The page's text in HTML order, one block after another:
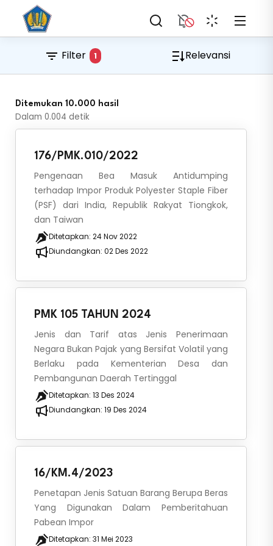
Filter 1 Relevansi
Ditemukan 10.000 hasil
Dalam 0.004 detik
176/PMK.010/2022
Pengenaan Bea Masuk Antidumping
terhadap Impor Produk Polyester Staple Fiber
(PSF) dari India, Republik Rakyat Tiongkok,
dan Taiwan
Ditetapkan: 24 Nov 2022
Diundangkan: 02 Des 2022
PMK 105 TAHUN 2024
Jenis dan Tarif atas Jenis Penerimaan
Negara Bukan Pajak yang Bersifat Volatil yang
Berlaku pada Kementerian Desa dan
Pembangunan Daerah Tertinggal
Ditetapkan: 13 Des 2024
Diundangkan: 19 Des 2024
16/KM.4/2023
Penetapan Jenis Satuan Barang Berupa Beras
Yang Digunakan Dalam Pemberitahuan
Pabean Impor
Ditetapkan: 31 Mei 2023